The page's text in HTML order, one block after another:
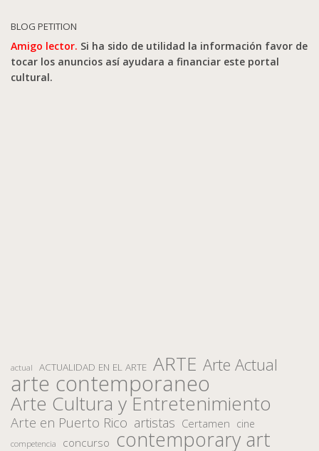
BLOG PETITION
Amigo lector. Si ha sido de utilidad la información favor de
tocar los anuncios así ayudara a financiar este portal
cultural.
actual ACTUALIDAD EN EL ARTE ARTE Arte Actual
arte contemporaneo
Arte Cultura y Entretenimiento
Arte en Puerto Rico artistas Certamen cine
competencia concurso contemporary art